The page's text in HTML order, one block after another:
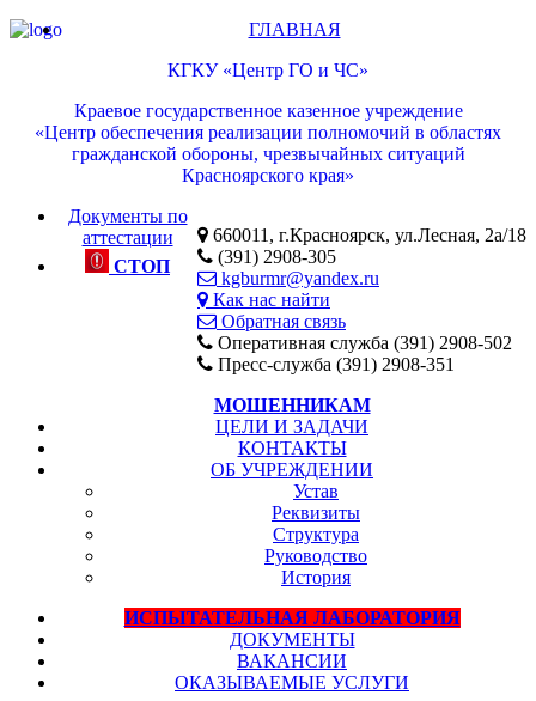
КГКУ «Центр ГО и ЧС»
Краевое государственное казенное учреждение
«Центр обеспечения реализации полномочий в областях
гражданской обороны, чрезвычайных ситуаций
Красноярского края»
660011, г.Красноярск, ул.Лесная, 2а/18
(391) 2908-305
kgburmr@yandex.ru
Как нас найти
Обратная связь
Оперативная служба (391) 2908-502
Пресс-служба (391) 2908-351
ГЛАВНАЯ
Документы по
аттестации
СТОП
МОШЕННИКАМ
ЦЕЛИ И ЗАДАЧИ
КОНТАКТЫ
ОБ УЧРЕЖДЕНИИ
Устав
Реквизиты
Структура
Руководство
История
ИСПЫТАТЕЛЬНАЯ ЛАБОРАТОРИЯ
ДОКУМЕНТЫ
ВАКАНСИИ
ОКАЗЫВАЕМЫЕ УСЛУГИ